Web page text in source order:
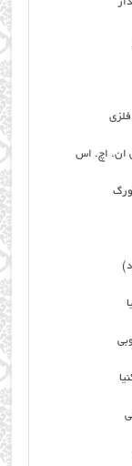
ان. اچ. اس